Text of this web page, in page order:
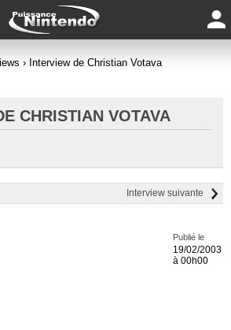
› Interview de Christian Votava
CHRISTIAN VOTAVA
Interview suivante
Publié le
19/02/2003
à 00h00